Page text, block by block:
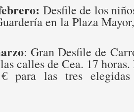
Desfile de los
en la Plaza
: Gran Desfile de
calles de Cea. 17
para las tres